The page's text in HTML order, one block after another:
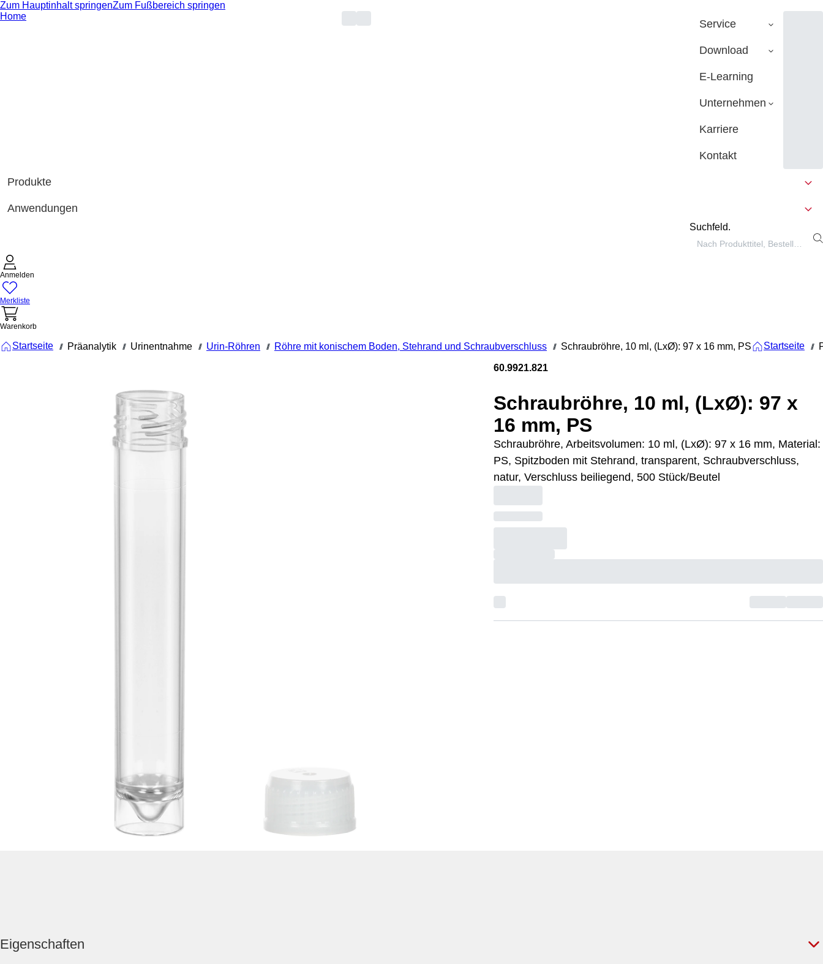
Zum Hauptinhalt springenZum Fußbereich springen
Home
Service
Download
E-Learning
Unternehmen
Karriere
Kontakt
Produkte
Anwendungen
Suchfeld.
Anmelden
Merkliste
Warenkorb
Startseite /// Präanalytik /// Urinentnahme /// Urin-Röhren /// Röhre mit konischem Boden, Stehrand und Schraubverschluss /// Schraubröhre, 10 ml, (LxØ): 97 x 16 mm, PS Startseite ///
60.9921.821
Schraubröhre, 10 ml, (LxØ): 97 x
16 mm, PS
Schraubröhre, Arbeitsvolumen: 10 ml, (LxØ): 97 x 16 mm, Material:
PS, Spitzboden mit Stehrand, transparent, Schraubverschluss,
natur, Verschluss beiliegend, 500 Stück/Beutel
Eigenschaften